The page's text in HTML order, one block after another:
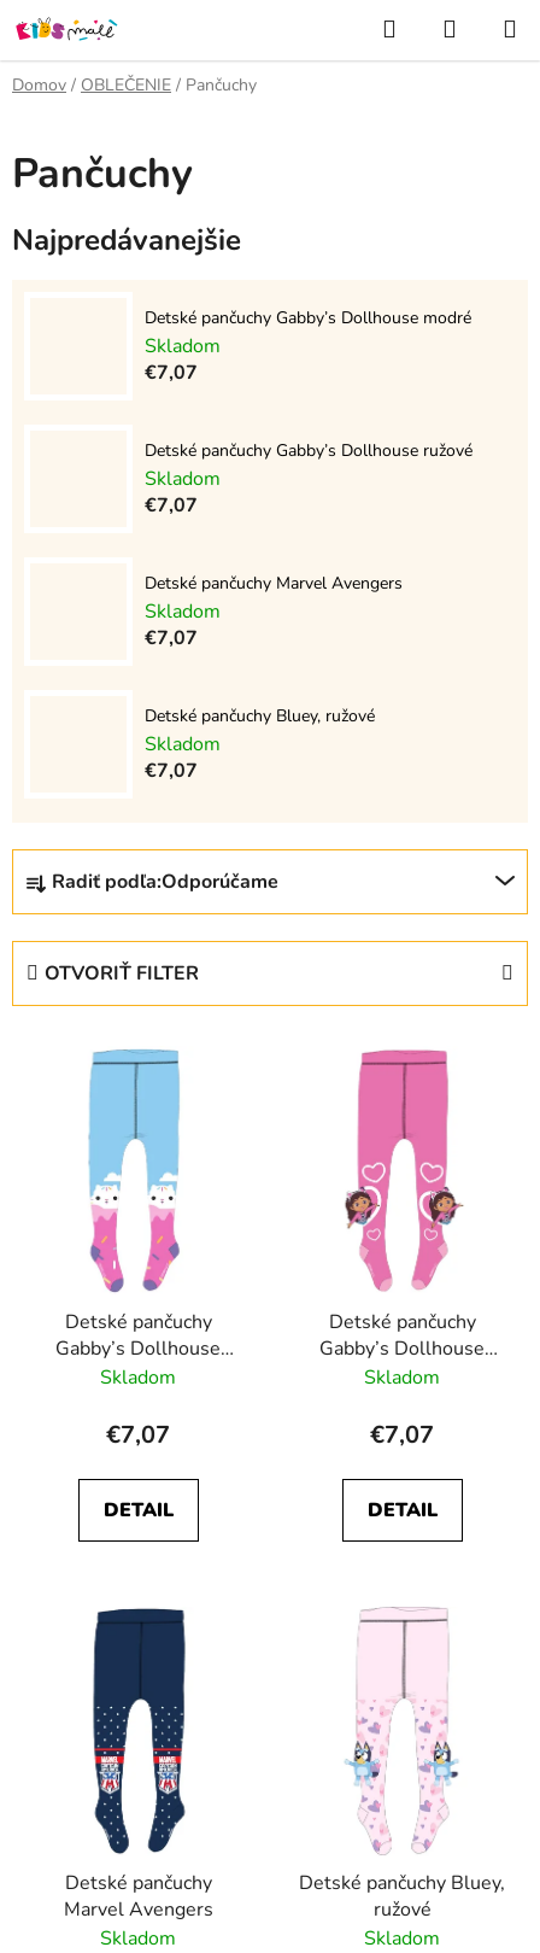
Prejsť
na
obsah
Hľadať
KOŠÍK
Domov / OBLEČENIE / Pančuchy
Pančuchy
Najpredávanejšie
Detské pančuchy Gabby’s Dollhouse modré
Skladom
€7,07
Detské pančuchy Gabby’s Dollhouse ružové
Skladom
€7,07
Detské pančuchy Marvel Avengers
Skladom
€7,07
Detské pančuchy Bluey, ružové
Skladom
€7,07
R
d
Radiť podľa:Odporúčame
OTVORIŤ FILTER
Detské pančuchy
Gabby’s Dollhouse
modré
Skladom
€7,07
DETAIL
Detské pančuchy
Gabby’s Dollhouse
ružové
Skladom
€7,07
DETAIL
Detské pančuchy
Marvel Avengers
Skladom
Detské pančuchy Bluey,
ružové
Skladom